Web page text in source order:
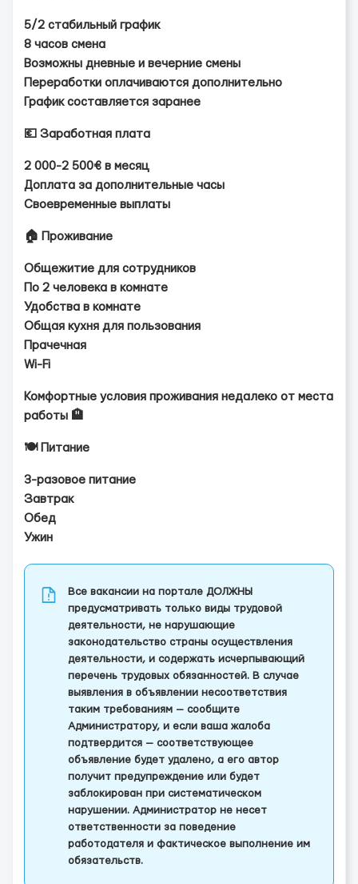
5/2 стабильный график
8 часов смена
Возможны дневные и вечерние смены
Переработки оплачиваются дополнительно
График составляется заранее
💶 Заработная плата
2 000-2 500€ в месяц
Доплата за дополнительные часы
Своевременные выплаты
🏠 Проживание
Общежитие для сотрудников
По 2 человека в комнате
Удобства в комнате
Общая кухня для пользования
Прачечная
Wi-Fi
Комфортные условия проживания недалеко от места
работы 🏨
🍽 Питание
3-разовое питание
Завтрак
Обед
Ужин
Все вакансии на портале ДОЛЖНЫ
предусматривать только виды трудовой
деятельности, не нарушающие
законодательство страны осуществления
деятельности, и содержать исчерпывающий
перечень трудовых обязанностей. В случае
выявления в объявлении несоответствия
таким требованиям — сообщите
Администратору, и если ваша жалоба
подтвердится — соответствующее
объявление будет удалено, а его автор
получит предупреждение или будет
заблокирован при систематическом
нарушении. Администратор не несет
ответственности за поведение
работодателя и фактическое выполнение им
обязательств.